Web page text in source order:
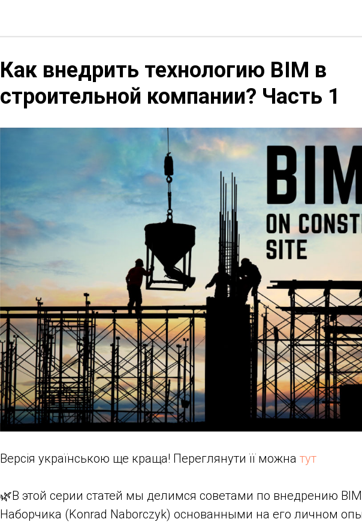
Как внедрить технологию BIM в
строительной компании? Часть 1
Версія українською ще краща! Переглянути її можна тут
🌿В этой серии статей мы делимся советами по внедрению
Наборчика (Konrad Naborczyk) основанными на его личном